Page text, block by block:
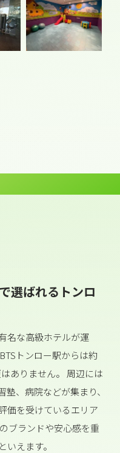
選ばれるトンロ
名な高級ホテルが運
トンロー駅からは約
ありません。 周辺には
、病院などが集まり、
価を受けているエリア
ブランドや安心感を重
えます。